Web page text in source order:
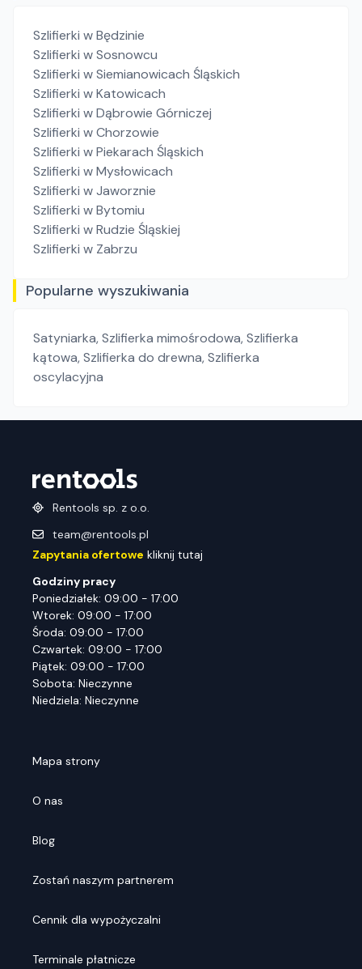
Szlifierki w Będzinie
Szlifierki w Sosnowcu
Szlifierki w Siemianowicach Śląskich
Szlifierki w Katowicach
Szlifierki w Dąbrowie Górniczej
Szlifierki w Chorzowie
Szlifierki w Piekarach Śląskich
Szlifierki w Mysłowicach
Szlifierki w Jaworznie
Szlifierki w Bytomiu
Szlifierki w Rudzie Śląskiej
Szlifierki w Zabrzu
Popularne wyszukiwania
Satyniarka,Szlifierka mimośrodowa,Szlifierka
kątowa,Szlifierka do drewna,Szlifierka
oscylacyjna
Rentools sp. z o.o.
team@rentools.pl
Zapytania ofertowe kliknij tutaj
Godziny pracy
Poniedziałek: 09:00 - 17:00
Wtorek: 09:00 - 17:00
Środa: 09:00 - 17:00
Czwartek: 09:00 - 17:00
Piątek: 09:00 - 17:00
Sobota: Nieczynne
Niedziela: Nieczynne
Mapa strony
O nas
Blog
Zostań naszym partnerem
Cennik dla wypożyczalni
Terminale płatnicze